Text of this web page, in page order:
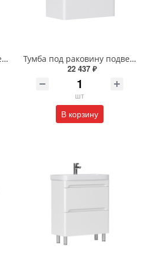
Тумба под раковину подвесная EQUIL Десерт 80.2Я/Desert 80.2Y с ручками в цвет амарок tpDSRT80.2Y-25R амарок/дуб
Тумба под раковину подвесная EQUIL Найс 70 см tpNICE70.2Y-05 белая
22 437 ₽
шт
В корзину